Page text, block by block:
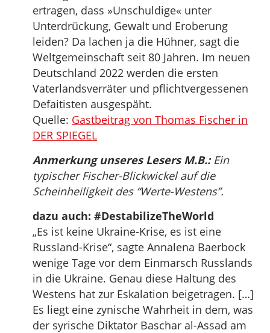
ertragen, dass »Unschuldige« unter
Unterdrückung, Gewalt und Eroberung
leiden? Da lachen ja die Hühner, sagt die
Weltgemeinschaft seit 80 Jahren. Im neuen
Deutschland 2022 werden die ersten
Vaterlandsverräter und pflichtvergessenen
Defaitisten ausgespäht.
Quelle: Gastbeitrag von Thomas Fischer in
DER SPIEGEL
Anmerkung unseres Lesers M.B.:Ein
typischer Fischer-Blickwickel auf die
Scheinheiligkeit des “Werte-Westens”.
dazu auch: #DestabilizeTheWorld
„Es ist keine Ukraine-Krise, es ist eine
Russland-Krise“, sagte Annalena Baerbock
wenige Tage vor dem Einmarsch Russlands
in die Ukraine. Genau diese Haltung des
Westens hat zur Eskalation beigetragen. […]
Es liegt eine zynische Wahrheit in dem, was
der syrische Diktator Baschar al-Assad am